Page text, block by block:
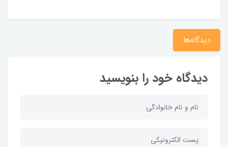
دیدگاه‌ها
دیدگاه خود را بنویسید